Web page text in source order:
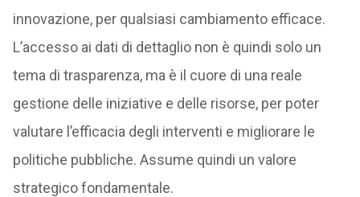
innovazione, per qualsiasi cambiamento efficace.
L’accesso ai dati di dettaglio non è quindi solo un
tema di trasparenza, ma è il cuore di una reale
gestione delle iniziative e delle risorse, per poter
valutare l’efficacia degli interventi e migliorare le
politiche pubbliche. Assume quindi un valore
strategico fondamentale.